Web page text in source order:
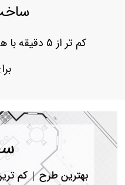
نام
کم تر از 5 دقیقه با هوش مصنوعی